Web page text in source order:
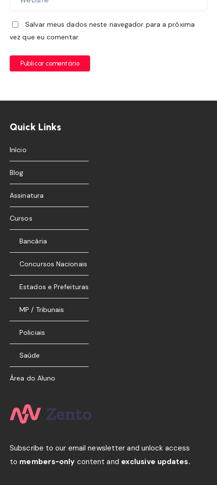
Salvar meus dados neste navegador para a próxima
vez que eu comentar.
Publicar comentário
Quick Links
Início
Blog
Assinatura
Cursos
Bancária
Concursos Nacionais
Estados e Prefeituras
MP / Tribunais
Policiais
Saúde
Área do Aluno
Subscribe to our email newsletter and unlock access
to members-only content and exclusive updates.